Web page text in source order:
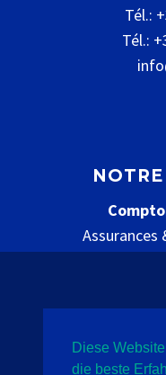
Tél.:
Tél.:
Assurances
Datenschutz
Diese
die beste